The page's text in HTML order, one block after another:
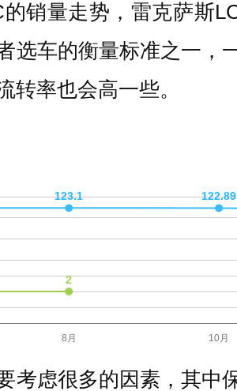
销量走势，雷克萨斯
选车的衡量标准之一，
转率也会高一些。
考虑很多的因素，其中